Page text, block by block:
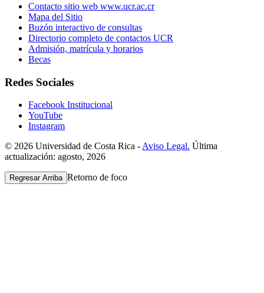
Contacto sitio web www.ucr.ac.cr
Mapa del Sitio
Buzón interactivo de consultas
Directorio completo de contactos UCR
Admisión, matrícula y horarios
Becas
Redes Sociales
Facebook Institucional
YouTube
Instagram
© 2026 Universidad de Costa Rica - Aviso Legal. Última
actualización: agosto, 2026
Regresar Arriba Retorno de foco